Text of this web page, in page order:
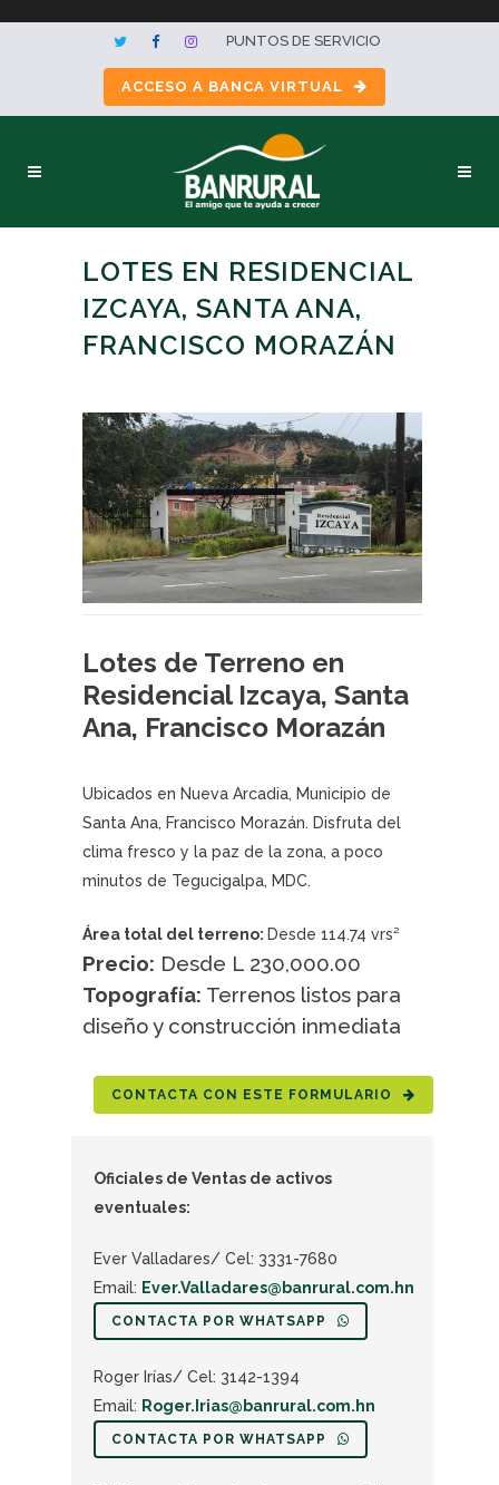
PUNTOS DE SERVICIO
ACCESO A BANCA VIRTUAL
LOTES EN RESIDENCIAL
IZCAYA, SANTA ANA,
FRANCISCO MORAZÁN
Lotes de Terreno en
Residencial Izcaya, Santa
Ana, Francisco Morazán
Ubicados en Nueva Arcadia, Municipio de
Santa Ana, Francisco Morazán. Disfruta del
clima fresco y la paz de la zona, a poco
minutos de Tegucigalpa, MDC.
Área total del terreno: Desde 114.74 vrs²
Precio: Desde L 230,000.00
Topografía: Terrenos listos para
diseño y construcción inmediata
CONTACTA CON ESTE FORMULARIO
Oficiales de Ventas de activos
eventuales:
Ever Valladares/ Cel: 3331-7680
Email: Ever.Valladares@banrural.com.hn
CONTACTA POR WHATSAPP
Roger Irías/ Cel: 3142-1394
Email: Roger.Irias@banrural.com.hn
CONTACTA POR WHATSAPP